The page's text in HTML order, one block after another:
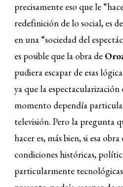
precisamente eso que le
redefinición de lo social, es
en una “sociedad del
es posible que la obra de
pudiera escapar de esas
ya que la espectacularización
momento dependía
televisión. Pero la pregunta
hacer es, más bien, si esa obra
condiciones históricas,
particularmente